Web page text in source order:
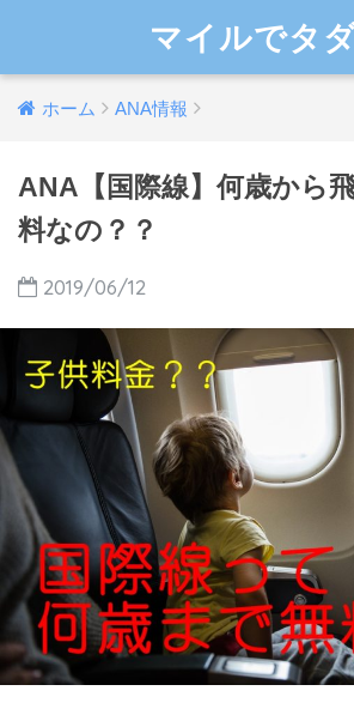
マイルでタ
ホーム ANA情報
ANA【国際線】何歳から
料なの？？
2019/06/12